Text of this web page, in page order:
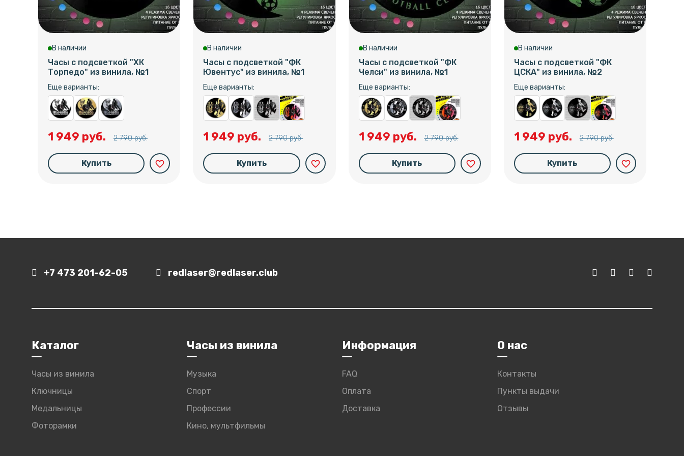
В наличии
Часы с подсветкой "ХК
Торпедо" из винила, №1
Еще варианты:
1 949 руб. 2 790 руб.
Купить favorite_border
В наличии
Часы с подсветкой "ФК
Ювентус" из винила, №1
Еще варианты:
1 949 руб. 2 790 руб.
Купить favorite_border
В наличии
Часы с подсветкой "ФК
Челси" из винила, №1
Еще варианты:
1 949 руб. 2 790 руб.
Купить favorite_border
В наличии
Часы с подсветкой "ФК
ЦСКА" из винила, №2
Еще варианты:
1 949 руб. 2 790 руб.
Купить favorite_border
+7 473 201-62-05 redlaser@redlaser.club
Каталог
Часы из винила
Ключницы
Медальницы
Фоторамки
Часы из винила
Музыка
Спорт
Профессии
Кино, мультфильмы
Информация
FAQ
Оплата
Доставка
О нас
Контакты
Пункты выдачи
Отзывы